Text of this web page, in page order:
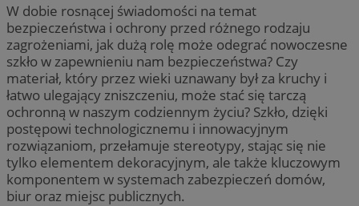
W dobie rosnącej świadomości na temat
bezpieczeństwa i ochrony przed różnego rodzaju
zagrożeniami, jak dużą rolę może odegrać nowoczesne
szkło w zapewnieniu nam bezpieczeństwa? Czy
materiał, który przez wieki uznawany był za kruchy i
łatwo ulegający zniszczeniu, może stać się tarczą
ochronną w naszym codziennym życiu? Szkło, dzięki
postępowi technologicznemu i innowacyjnym
rozwiązaniom, przełamuje stereotypy, stając się nie
tylko elementem dekoracyjnym, ale także kluczowym
komponentem w systemach zabezpieczeń domów,
biur oraz miejsc publicznych.